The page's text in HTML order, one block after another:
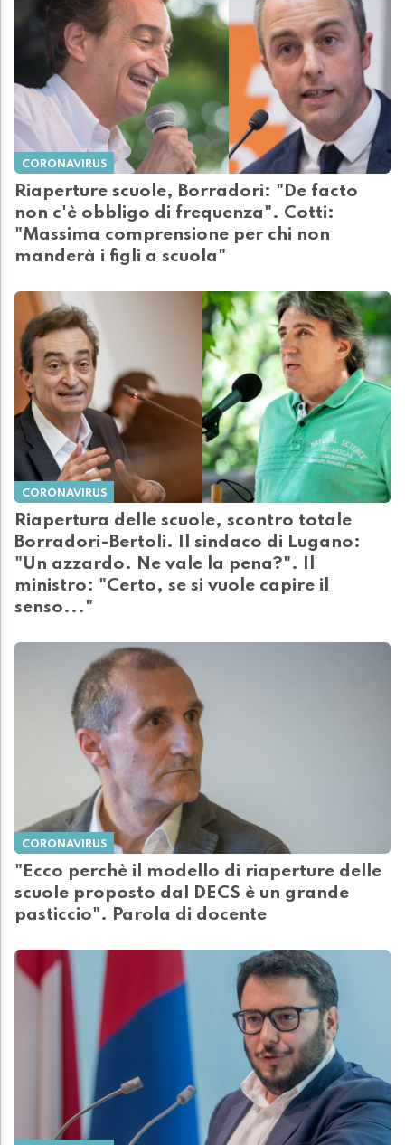
CORONAVIRUS
Riaperture scuole, Borradori: "De facto
non c'è obbligo di frequenza". Cotti:
"Massima comprensione per chi non
manderà i figli a scuola"
CORONAVIRUS
Riapertura delle scuole, scontro totale
Borradori-Bertoli. Il sindaco di Lugano:
"Un azzardo. Ne vale la pena?". Il
ministro: "Certo, se si vuole capire il
senso..."
CORONAVIRUS
"Ecco perchè il modello di riaperture delle
scuole proposto dal DECS è un grande
pasticcio". Parola di docente